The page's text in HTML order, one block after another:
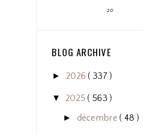
20
BLOG ARCHIVE
► 2026( 337 )
▼ 2025( 563 )
► décembre( 48 )